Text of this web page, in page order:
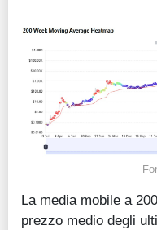
La media mobile a
prezzo medio degli